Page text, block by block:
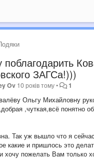
поблагодарить
ЗАГСа!)))
Ov 10 років тому• 1
Ольгу Михайловну
,чуткая,всё понятно
Так уж вышло что я
какие и пришлось это
пожелать Вам только